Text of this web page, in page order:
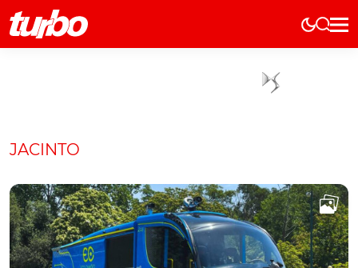
Elétricos
Marcas
Comerciais
Curiosidades
Elétricos
JACINTO